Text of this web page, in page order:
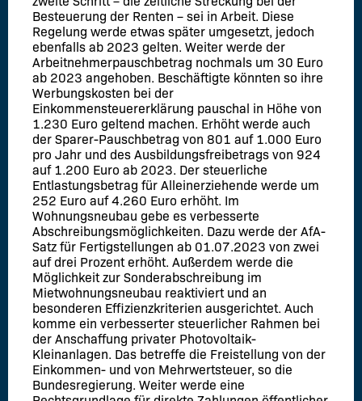
Besteuerung der Renten – sei in Arbeit. Diese
Regelung werde etwas später umgesetzt, jedoch
ebenfalls ab 2023 gelten. Weiter werde der
Arbeitnehmerpauschbetrag nochmals um 30 Euro
ab 2023 angehoben. Beschäftigte könnten so ihre
Werbungskosten bei der
Einkommensteuererklärung pauschal in Höhe von
1.230 Euro geltend machen. Erhöht werde auch
der Sparer-Pauschbetrag von 801 auf 1.000 Euro
pro Jahr und des Ausbildungsfreibetrags von 924
auf 1.200 Euro ab 2023. Der steuerliche
Entlastungsbetrag für Alleinerziehende werde um
252 Euro auf 4.260 Euro erhöht. Im
Wohnungsneubau gebe es verbesserte
Abschreibungsmöglichkeiten. Dazu werde der AfA-
Satz für Fertigstellungen ab 01.07.2023 von zwei
auf drei Prozent erhöht. Außerdem werde die
Möglichkeit zur Sonderabschreibung im
Mietwohnungsneubau reaktiviert und an
besonderen Effizienzkriterien ausgerichtet. Auch
komme ein verbesserter steuerlicher Rahmen bei
der Anschaffung privater Photovoltaik-
Kleinanlagen. Das betreffe die Freistellung von der
Einkommen- und von Mehrwertsteuer, so die
Bundesregierung. Weiter werde eine